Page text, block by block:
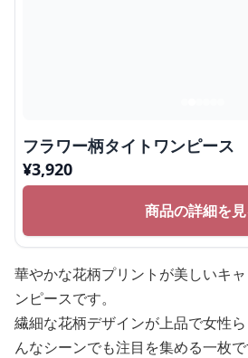
フラワー柄タイトワンピース
¥3,920
商品の詳細を
華やかな花柄プリントが美しいキ
ンピースです。
繊細な花柄デザインが上品で女性
んなシーンでも注目を集める一枚で